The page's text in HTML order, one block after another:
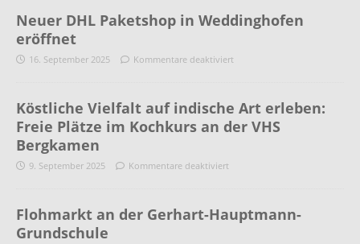
Neuer DHL Paketshop in Weddinghofen
eröffnet
16. September 2025 Kommentare deaktiviert
Köstliche Vielfalt auf indische Art erleben:
Freie Plätze im Kochkurs an der VHS
Bergkamen
9. September 2025 Kommentare deaktiviert
Flohmarkt an der Gerhart-Hauptmann-
Grundschule